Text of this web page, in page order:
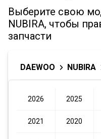
Выберите свою
NUBIRA, чтобы
запчасти
DAEWOO NUBIRA
2026 2025
2021 2020